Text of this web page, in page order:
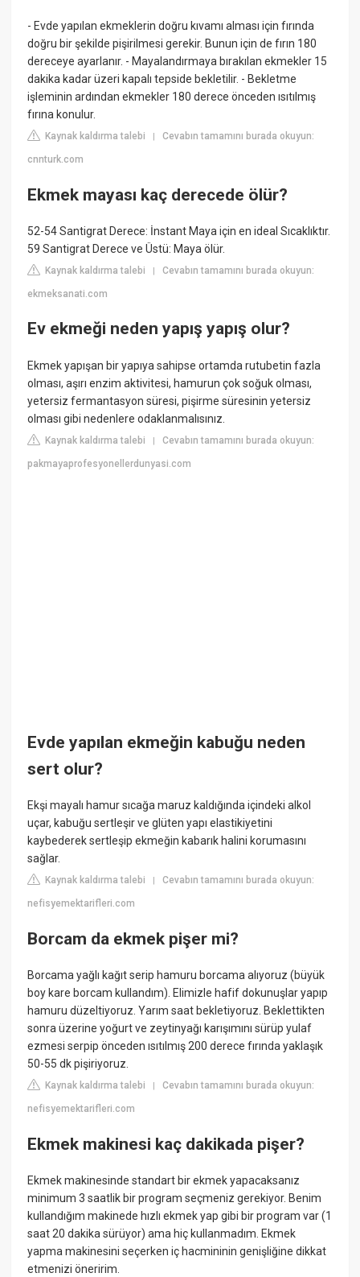
- Evde yapılan ekmeklerin doğru kıvamı alması için fırında
doğru bir şekilde pişirilmesi gerekir. Bunun için de fırın 180
dereceye ayarlanır. - Mayalandırmaya bırakılan ekmekler 15
dakika kadar üzeri kapalı tepside bekletilir. - Bekletme
işleminin ardından ekmekler 180 derece önceden ısıtılmış
fırına konulur.
Kaynak kaldırma talebi |Cevabın tamamını burada okuyun:
cnnturk.com
Ekmek mayası kaç derecede ölür?
52-54 Santigrat Derece: İnstant Maya için en ideal Sıcaklıktır.
59 Santigrat Derece ve Üstü: Maya ölür.
Kaynak kaldırma talebi |Cevabın tamamını burada okuyun:
ekmeksanati.com
Ev ekmeği neden yapış yapış olur?
Ekmek yapışan bir yapıya sahipse ortamda rutubetin fazla
olması, aşırı enzim aktivitesi, hamurun çok soğuk olması,
yetersiz fermantasyon süresi, pişirme süresinin yetersiz
olması gibi nedenlere odaklanmalısınız.
Kaynak kaldırma talebi |Cevabın tamamını burada okuyun:
pakmayaprofesyonellerdunyasi.com
Evde yapılan ekmeğin kabuğu neden
sert olur?
Ekşi mayalı hamur sıcağa maruz kaldığında içindeki alkol
uçar, kabuğu sertleşir ve glüten yapı elastikiyetini
kaybederek sertleşip ekmeğin kabarık halini korumasını
sağlar.
Kaynak kaldırma talebi |Cevabın tamamını burada okuyun:
nefisyemektarifleri.com
Borcam da ekmek pişer mi?
Borcama yağlı kağıt serip hamuru borcama alıyoruz (büyük
boy kare borcam kullandım). Elimizle hafif dokunuşlar yapıp
hamuru düzeltiyoruz. Yarım saat bekletiyoruz. Beklettikten
sonra üzerine yoğurt ve zeytinyağı karışımını sürüp yulaf
ezmesi serpip önceden ısıtılmış 200 derece fırında yaklaşık
50-55 dk pişiriyoruz.
Kaynak kaldırma talebi |Cevabın tamamını burada okuyun:
nefisyemektarifleri.com
Ekmek makinesi kaç dakikada pişer?
Ekmek makinesinde standart bir ekmek yapacaksanız
minimum 3 saatlik bir program seçmeniz gerekiyor. Benim
kullandığım makinede hızlı ekmek yap gibi bir program var (1
saat 20 dakika sürüyor) ama hiç kullanmadım. Ekmek
yapma makinesini seçerken iç hacmininin genişliğine dikkat
etmenizi öneririm.